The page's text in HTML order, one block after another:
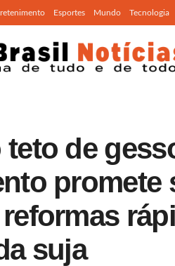
Esportes Mundo Tecnologia
teto de
promete
suja